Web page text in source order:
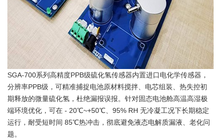
SGA-700系列高精度PPB级硫化氢传感器内置进口电化学传感器，
分辨率PPB级，可精准捕捉电池原材料搅拌、电芯组装、热失控初
期释放的微量硫化氢，杜绝漏报误报。针对固态电池舱高温高湿极
端环境优化，可在 - 20℃~+50℃、95% RH 无冷凝工况下长期稳定
运行，耐受短时间 85℃热冲击，彻底避免液态电解质漏液、老化问
题。